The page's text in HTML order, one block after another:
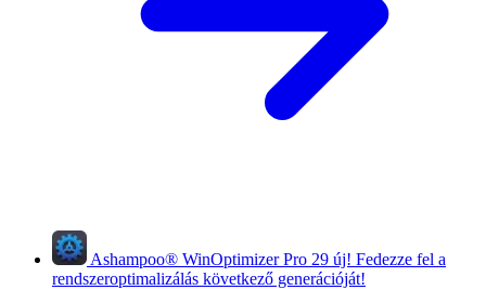
Ashampoo® WinOptimizer Pro 29 új! Fedezze fel a
rendszeroptimalizálás következő generációját!